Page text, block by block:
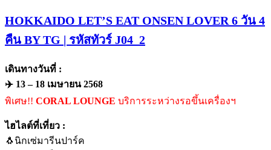
HOKKAIDO LET’S EAT ONSEN LOVER 6 วัน 4
คืน BY TG | รหัสทัวร์ J04_2
เดินทางวันที่ :
✈️ 13 – 18 เมษายน 2568
พิเศษ!! CORAL LOUNGE บริการระหว่างรอขึ้นเครื่องฯ
ไฮไลต์ที่เที่ยว :
🐧นิกเซ่มารีนปาร์ค